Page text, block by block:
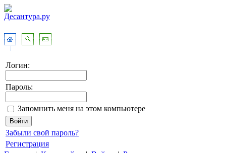
Логин:
Пароль:
Запомнить меня на этом компьютере
Забыли свой пароль?
Регистрация